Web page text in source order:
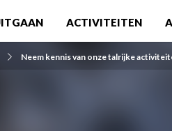
ACTIVITEITEN
Neem kennis van onze talrijke